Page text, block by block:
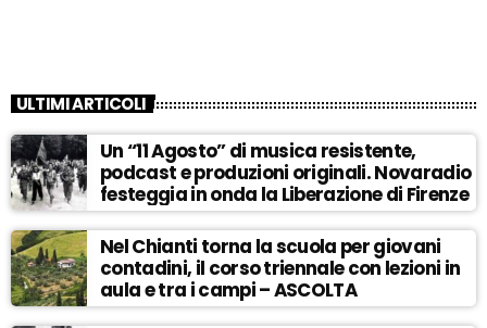
ULTIMI ARTICOLI
Un “11 Agosto” di musica resistente,
podcast e produzioni originali. Novaradio
festeggia in onda la Liberazione di Firenze
Nel Chianti torna la scuola per giovani
contadini, il corso triennale con lezioni in
aula e tra i campi – ASCOLTA